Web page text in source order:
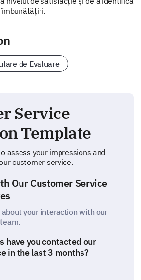
îmbunătățiri.
de Evaluare
Service
Template
assess your impressions and
customer service.
Our Customer Service
your interaction with our
have you contacted our
in the last 3 months?